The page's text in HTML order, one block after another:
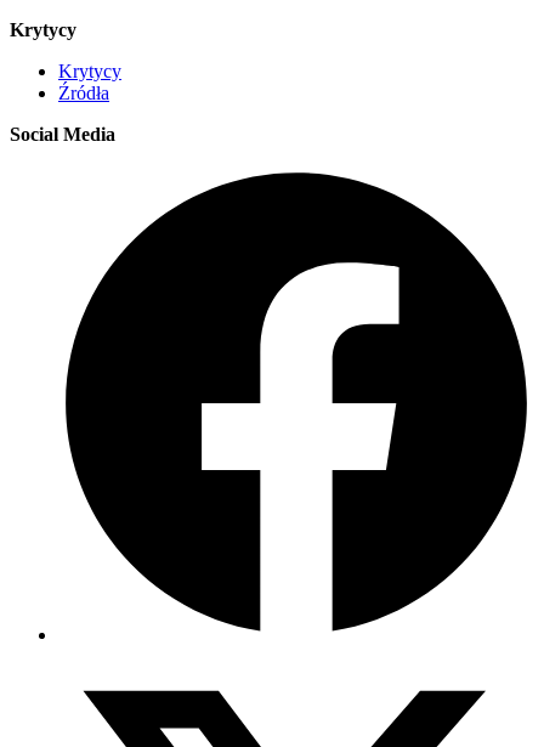
Krytycy
Krytycy
Źródła
Social Media